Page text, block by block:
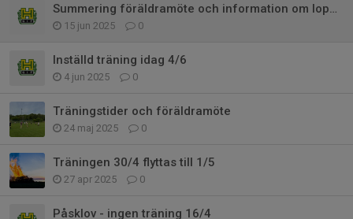
Summering föräldramöte och information om loppisen
15 jun 2025 0
Inställd träning idag 4/6
4 jun 2025 0
Träningstider och föräldramöte
24 maj 2025 0
Träningen 30/4 flyttas till 1/5
27 apr 2025 0
Påsklov - ingen träning 16/4